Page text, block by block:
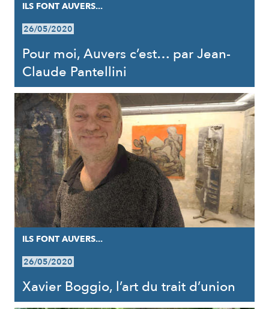
ILS FONT AUVERS...
26/05/2020
Pour moi, Auvers c’est… par Jean-
Claude Pantellini
ILS FONT AUVERS...
26/05/2020
Xavier Boggio, l’art du trait d’union